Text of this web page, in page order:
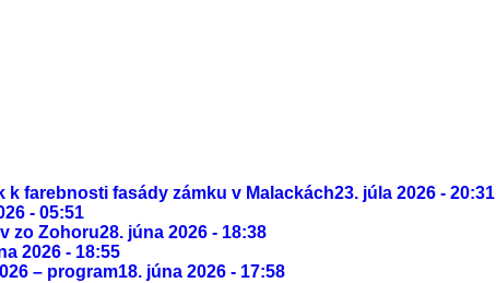
k farebnosti fasády zámku v Malackách23. júla 2026 - 20:31
- 05:51
zo Zohoru28. júna 2026 - 18:38
2026 - 18:55
– program18. júna 2026 - 17:58